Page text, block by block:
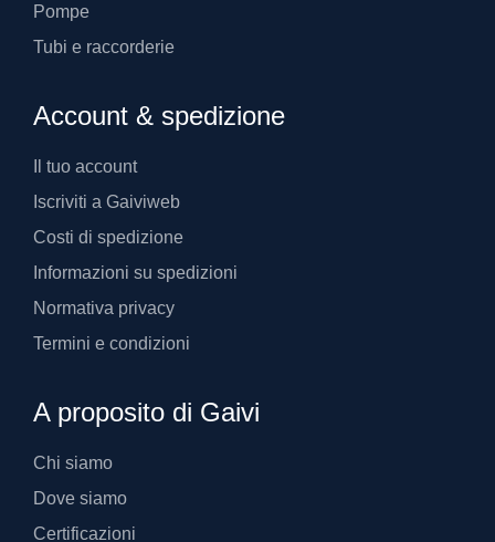
Pompe
Tubi e raccorderie
Account & spedizione
Il tuo account
Iscriviti a Gaiviweb
Costi di spedizione
Informazioni su spedizioni
Normativa privacy
Termini e condizioni
A proposito di Gaivi
Chi siamo
Dove siamo
Certificazioni